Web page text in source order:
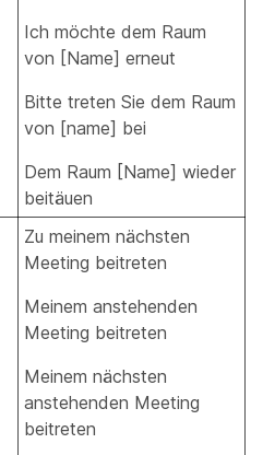
Ich möchte dem Raum
von [Name] erneut
Bitte treten Sie dem Raum
von [name] bei
Dem Raum [Name] wieder
beitäuen
Zu meinem nächsten
Meeting beitreten
Meinem anstehenden
Meeting beitreten
Meinem nächsten
anstehenden Meeting
beitreten